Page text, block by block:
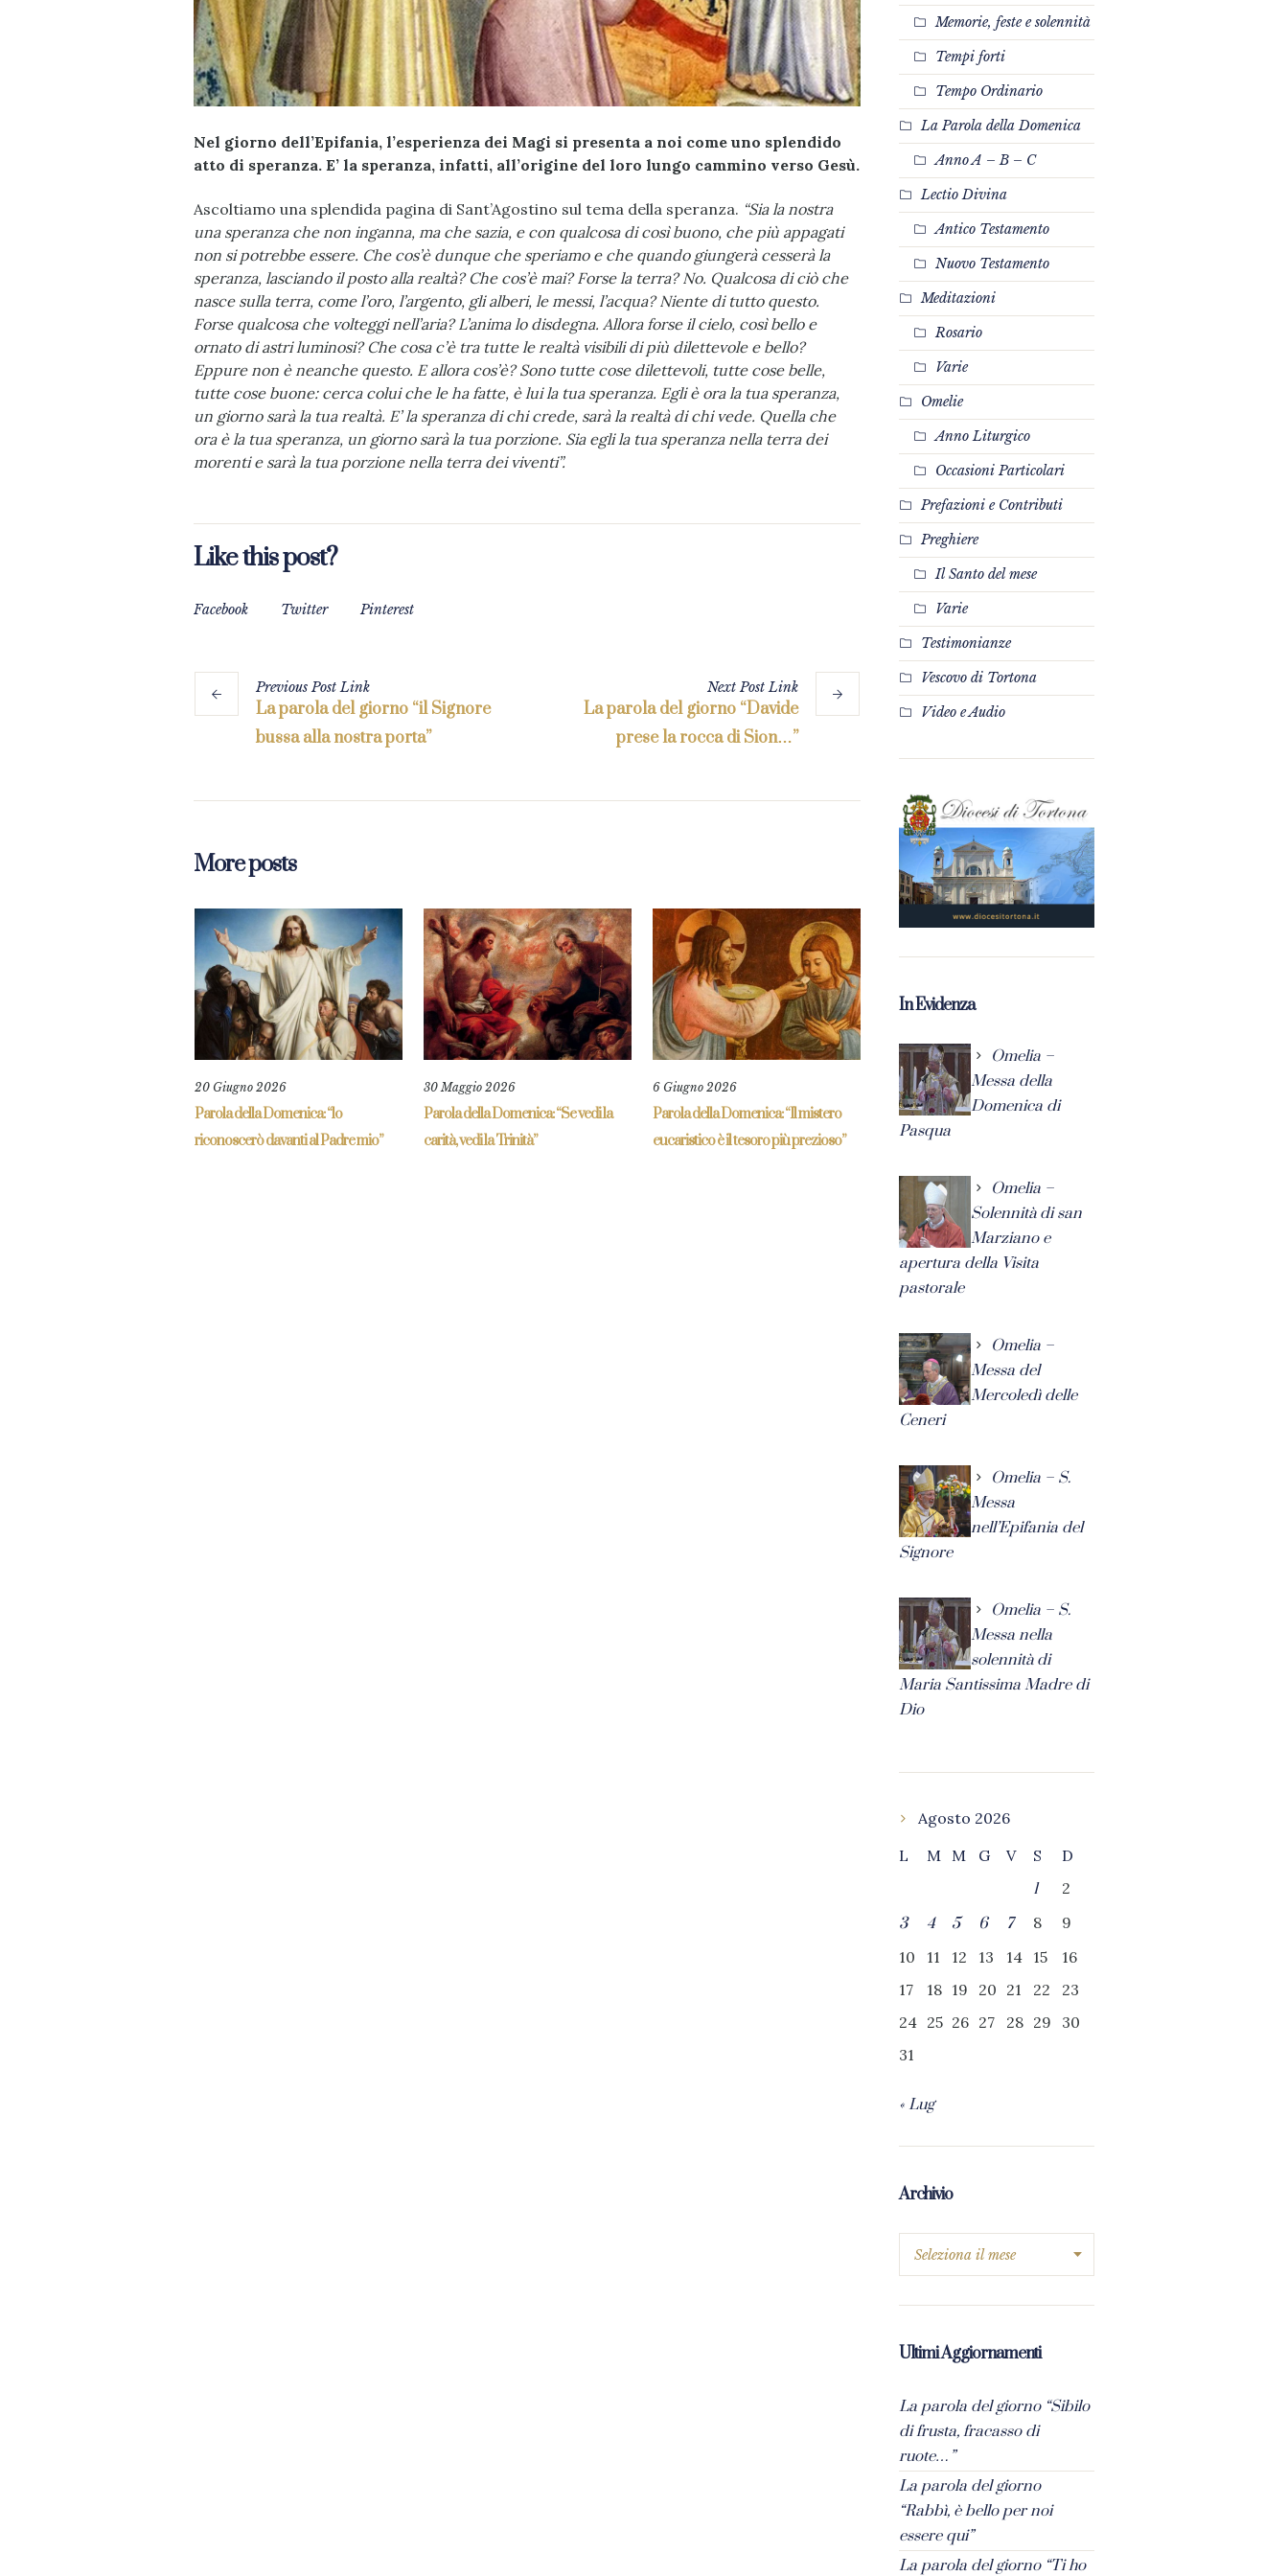
Nel giorno dell’Epifania, l’esperienza dei Magi si presenta a noi come uno splendido
atto di speranza. E’ la speranza, infatti, all’origine del loro lungo cammino verso Gesù.
Ascoltiamo una splendida pagina di Sant’Agostino sul tema della speranza. “Sia la nostra
una speranza che non inganna, ma che sazia, e con qualcosa di così buono, che più appagati
non si potrebbe essere. Che cos’è dunque che speriamo e che quando giungerà cesserà la
speranza, lasciando il posto alla realtà? Che cos’è mai? Forse la terra? No. Qualcosa di ciò che
nasce sulla terra, come l’oro, l’argento, gli alberi, le messi, l’acqua? Niente di tutto questo.
Forse qualcosa che volteggi nell’aria? L’anima lo disdegna. Allora forse il cielo, così bello e
ornato di astri luminosi? Che cosa c’è tra tutte le realtà visibili di più dilettevole e bello?
Eppure non è neanche questo. E allora cos’è? Sono tutte cose dilettevoli, tutte cose belle,
tutte cose buone: cerca colui che le ha fatte, è lui la tua speranza. Egli è ora la tua speranza,
un giorno sarà la tua realtà. E’ la speranza di chi crede, sarà la realtà di chi vede. Quella che
ora è la tua speranza, un giorno sarà la tua porzione. Sia egli la tua speranza nella terra dei
morenti e sarà la tua porzione nella terra dei viventi”.
Like this post?
Facebook Twitter Pinterest
PreviousPostLink
La parola del giorno “il Signore
bussa alla nostra porta”
NextPostLink
La parola del giorno “Davide
prese la rocca di Sion…”
More posts
20 Giugno 2026
Parola della Domenica: “lo
riconoscerò davanti al Padre mio”
30 Maggio 2026
Parola della Domenica: “Se vedi la
carità, vedi la Trinità”
6 Giugno 2026
Parola della Domenica: “Il mistero
eucaristico è il tesoro più prezioso”
Memorie, feste e solennità
Tempi forti
Tempo Ordinario
La Parola della Domenica
Anno A – B – C
Lectio Divina
Antico Testamento
Nuovo Testamento
Meditazioni
Rosario
Varie
Omelie
Anno Liturgico
Occasioni Particolari
Prefazioni e Contributi
Preghiere
Il Santo del mese
Varie
Testimonianze
Vescovo di Tortona
Video e Audio
In Evidenza
Omelia –
Messa della
Domenica di
Pasqua
Omelia –
Solennità di san
Marziano e
apertura della Visita
pastorale
Omelia –
Messa del
Mercoledì delle
Ceneri
Omelia – S.
Messa
nell’Epifania del
Signore
Omelia – S.
Messa nella
solennità di
Maria Santissima Madre di
Dio
Agosto 2026
L
M M G V S
D
1
2
3
4 5 6 7 8
9
10
11 12 13 14 15
16
17
18 19 20 21 22
23
24 25 26 27 28 29
30
31
« Lug
Archivio
Ultimi Aggiornamenti
La parola del giorno “Sibilo
di frusta, fracasso di
ruote…”
La parola del giorno
“Rabbì, è bello per noi
essere qui”
La parola del giorno “Ti ho